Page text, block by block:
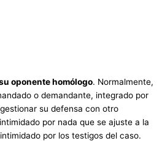
oponente homólogo. Normalmente,
o demandante, integrado por
su defensa con otro
por nada que se ajuste a la
por los testigos del caso.